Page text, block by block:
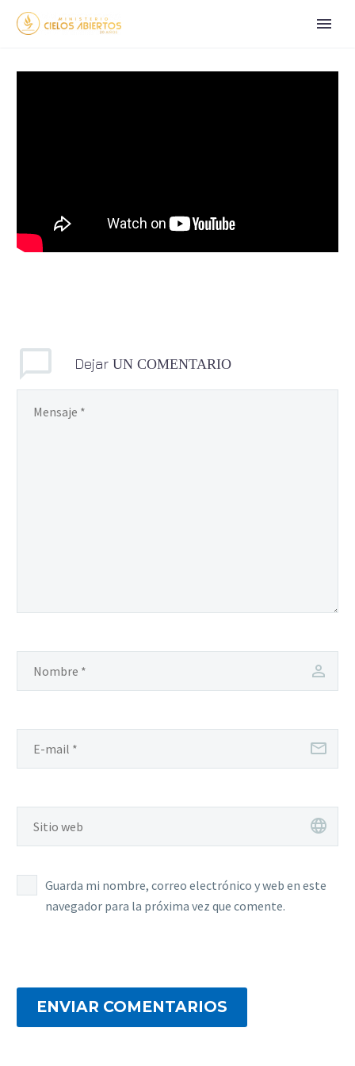
Dejar UN COMENTARIO
Guarda mi nombre, correo electrónico y web en este
navegador para la próxima vez que comente.
ENVIAR COMENTARIOS